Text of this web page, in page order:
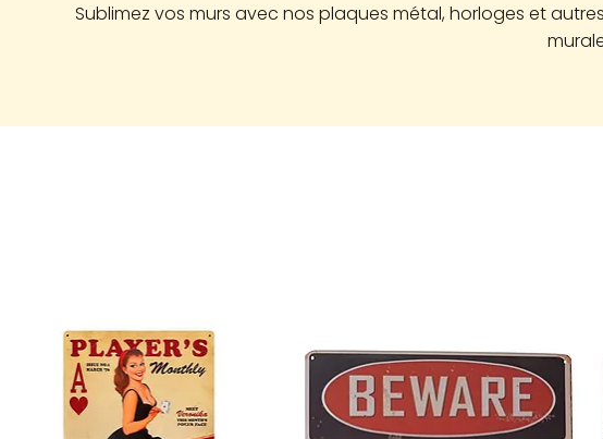
Sublimez vos murs avec nos plaques métal, horloges et